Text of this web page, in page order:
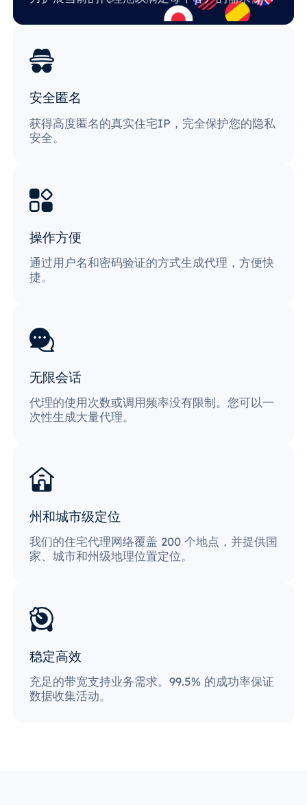
安全匿名
获得高度匿名的真实住宅IP，完全保护您的隐私
安全。
操作方便
通过用户名和密码验证的方式生成代理，方便快
捷。
无限会话
代理的使用次数或调用频率没有限制。您可以一
次性生成大量代理。
州和城市级定位
我们的住宅代理网络覆盖 200 个地点，并提供国
家、城市和州级地理位置定位。
稳定高效
充足的带宽支持业务需求。99.5% 的成功率保证
数据收集活动。